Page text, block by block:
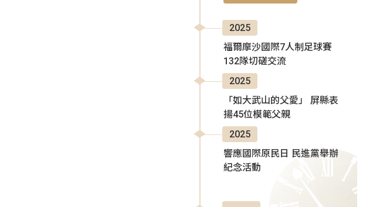
2025
福爾摩沙國際7人制足球賽
132隊切磋交流
2025
「如大武山的父愛」 屏縣表
揚45位模範父親
2025
響應國際原民日 民進黨舉辦
紀念活動